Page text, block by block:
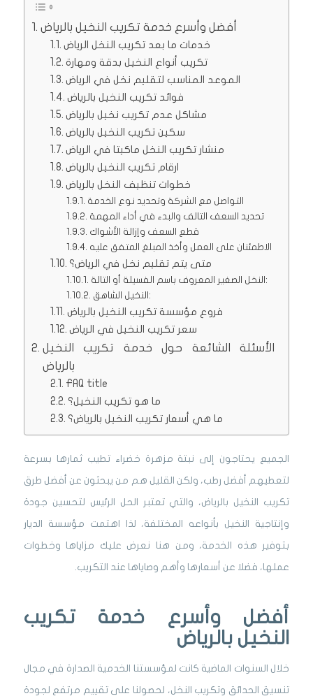
أفضل وأسرع خدمة تكريب النخيل بالرياض
خدمات ما بعد تكريب النخل الرياض
تكريب أنواع النخيل بدقة ومهارة
الموعد المناسب لتقليم نخل في الرياض
فوائد تكريب النخيل بالرياض
مشاكل عدم تكريب نخيل بالرياض
سكين تكريب النخيل بالرياض
منشار تكريب النخل ماكيتا في الرياض
ارقام تكريب النخيل بالرياض
خطوات تنظيف النخل بالرياض
التواصل مع الشركة وتحديد نوع الخدمة
تحديد السعف التالف والبدء في أداء المهمة
قطع السعف وإزالة الأشواك
الاطمئنان على العمل وأخذ المبلغ المتفق عليه
متى يتم تقليم نخل في الرياض؟
النخل الصغير المعروف باسم الفسيلة أو التالة:
النخيل الشاهق:
فروع مؤسسة تكريب النخيل بالرياض
سعر تكريب النخيل في الرياض
الأسئلة الشائعة حول خدمة تكريب النخيل
بالرياض
FAQ title
ما هو تكريب النخيل؟
ما هي أسعار تكريب النخيل بالرياض؟
الجميع يحتاجون إلى نبتة مزهرة خضراء تطيب ثمارها بسرعة
لتعطيهم أفضل رطب، ولكن القليل هم من يبحثون عن أفضل طرق
تكريب النخيل بالرياض، والتي تعتبر الحل الرئيس لتحسين جودة
وإنتاجية النخيل بأنواعه المختلفة، لذا اهتمت مؤسسة الديار
بتوفير هذه الخدمة، ومن هنا نعرض عليك مزاياها وخطوات
عملها، فضلا عن أسعارها وأهم وصاياها عند التكريب.
أفضل وأسرع خدمة تكريب
النخيل بالرياض
خلال السنوات الماضية كانت لمؤسستنا الخدمية الصدارة في مجال
تنسيق الحدائق وتكريب النخل، لحصولنا على تقييم مرتفع لجودة